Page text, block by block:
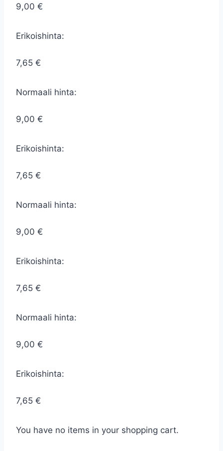
9,00 €
Erikoishinta:
7,65 €
Normaali hinta:
9,00 €
Erikoishinta:
7,65 €
Normaali hinta:
9,00 €
Erikoishinta:
7,65 €
Normaali hinta:
9,00 €
Erikoishinta:
7,65 €
You have no items in your shopping cart.